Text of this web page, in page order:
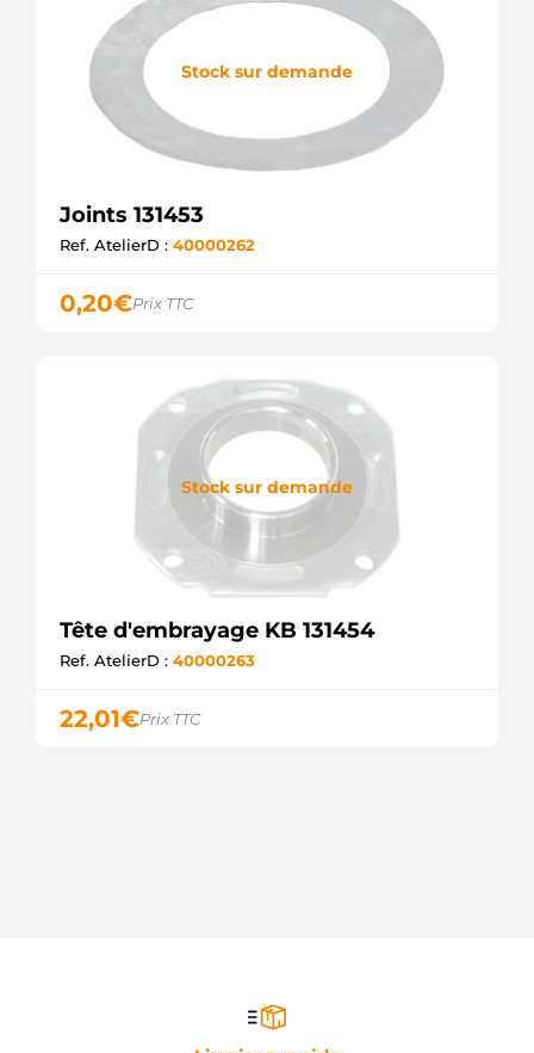
Stock sur demande
Joints 131453
Ref. AtelierD : 40000262
0,20€Prix TTC
Stock sur demande
Tête d'embrayage KB 131454
Ref. AtelierD : 40000263
22,01€Prix TTC